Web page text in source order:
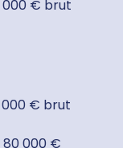
000 € brut
€ brut
80 000 €